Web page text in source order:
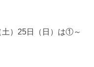
）25日（日）は①～